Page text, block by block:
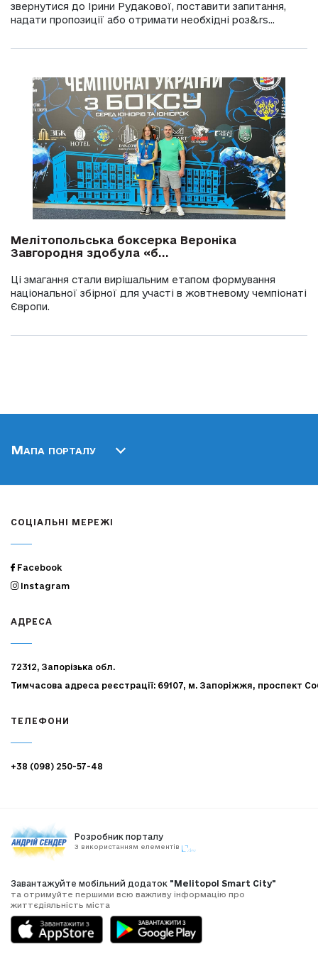
звернутися до Ірини Рудакової, поставити запитання,
надати пропозиції або отримати необхідні роз&rs...
Мелітопольська боксерка Вероніка
Завгородня здобула «б...
Ці змагання стали вирішальним етапом формування
національної збірної для участі в жовтневому чемпіонаті
Європи.
Мапа порталу
СОЦІАЛЬНІ МЕРЕЖІ
Facebook
Instagram
АДРЕСА
72312, Запорізька обл.
Тимчасова адреса реєстрації: 69107, м. Запоріжжя, проспект
ТЕЛЕФОНИ
+38 (098) 250-57-48
Розробник порталу
З використанням елементів
Завантажуйте мобільний додаток "Melitopol Smart City"
та отримуйте першими всю важливу інформацію про
життєдіяльність міста